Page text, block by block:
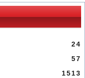
24
57
1513